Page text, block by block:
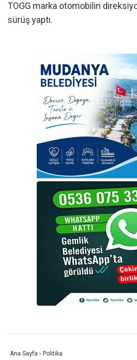
TOGG marka otomobilin
sürüş yaptı.
Ana Sayfa › Politika